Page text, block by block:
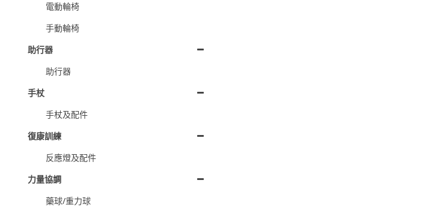
電動輪椅
手動輪椅
助行器
助行器
手杖
手杖及配件
復康訓練
反應燈及配件
力量協調
藥球/重力球